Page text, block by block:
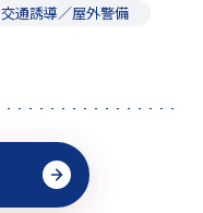
交通誘導／屋外警備